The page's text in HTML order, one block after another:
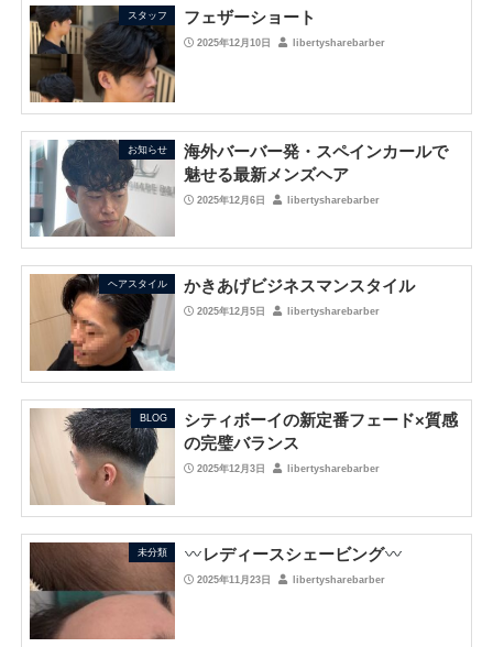
スタッフ フェザーショート
2025年12月10日 libertysharebarber
お知らせ
海外バーバー発・スペインカールで
魅せる最新メンズヘア
2025年12月6日 libertysharebarber
ヘアスタイル かきあげビジネスマンスタイル
2025年12月5日 libertysharebarber
BLOG
シティボーイの新定番フェード×質感
の完璧バランス
2025年12月3日 libertysharebarber
未分類 レディースシェービング
2025年11月23日 libertysharebarber